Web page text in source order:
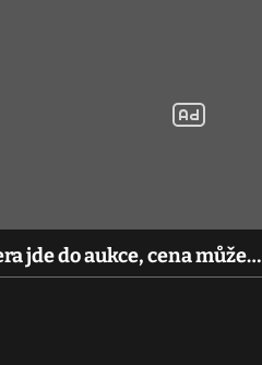
jde do aukce, cena může…